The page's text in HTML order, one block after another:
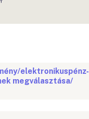
elektronikuspénz-
megválasztása/